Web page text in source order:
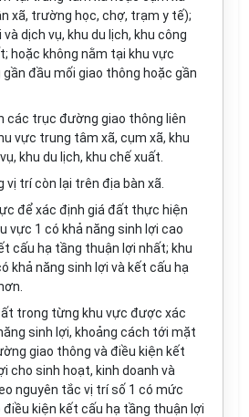
xã, trường học, chợ, trạm y tế);
dịch vụ, khu du lịch, khu công
hoặc không nằm tại khu vực
đầu mối giao thông hoặc gần
các trục đường giao thông liên
vực trung tâm xã, cụm xã, khu
khu du lịch, khu chế xuất.
vị trí còn lại trên địa bàn xã.
để xác định giá đất thực hiện
vực 1 có khả năng sinh lợi cao
cấu hạ tầng thuận lợi nhất; khu
khả năng sinh lợi và kết cấu hạ
trong từng khu vực được xác
sinh lợi, khoảng cách tới mặt
giao thông và điều kiện kết
cho sinh hoạt, kinh doanh và
nguyên tắc vị trí số 1 có mức
kiện kết cấu hạ tầng thuận lợi